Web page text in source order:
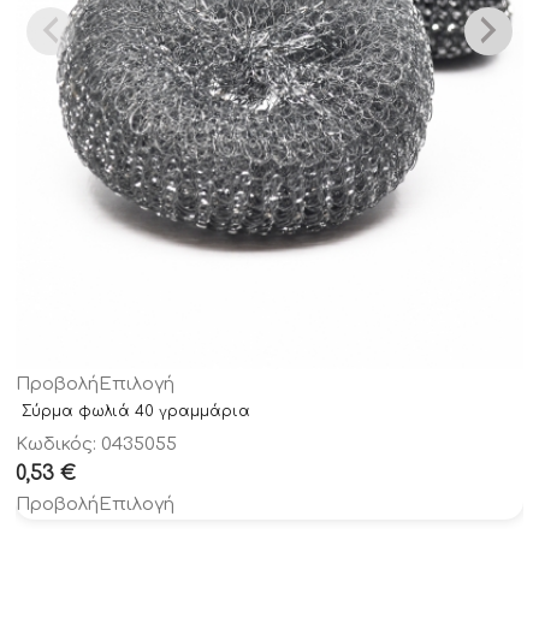
Προβολή Επιλογή
Σύρμα φωλιά 40 γραμμάρια
Κωδικός: 0435055
0,53 €
Προβολή Επιλογή